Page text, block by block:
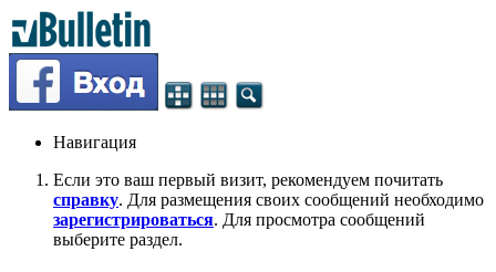
Навигация
Если это ваш первый визит, рекомендуем почитать
справку. Для размещения своих сообщений необходимо
зарегистрироваться. Для просмотра сообщений
выберите раздел.